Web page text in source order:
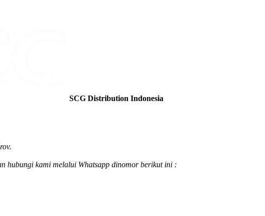
SCG Distribution Indonesia
hubungi kami melalui Whatsapp dinomor berikut ini :